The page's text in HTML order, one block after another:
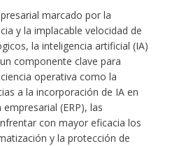
marcado por la
y la implacable velocidad de
la inteligencia artificial (IA)
componente clave para
operativa como la
a la incorporación de IA en
(ERP), las
con mayor eficacia los
y la protección de